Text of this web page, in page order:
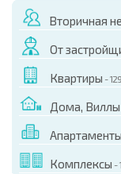
Вторичная
От
Квартиры -
Дома, Виллы
Апартаменты
Комплексы -